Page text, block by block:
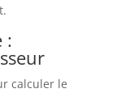
:
calculer le